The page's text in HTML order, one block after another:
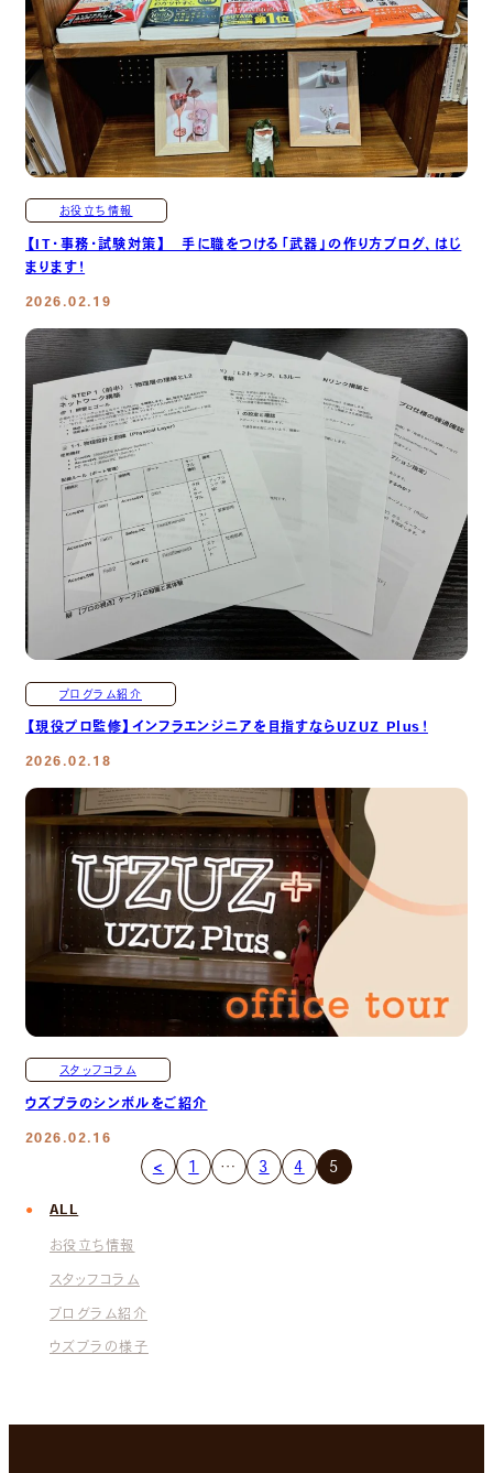
ALL
お役立ち情報
スタッフコラム
プログラム紹介
ウズプラの様子
お役立ち情報
【IT・事務・試験対策】 手に職をつける「武器」の作り方ブログ、はじ
まります！
2026.02.19
プログラム紹介
【現役プロ監修】インフラエンジニアを目指すならUZUZ Plus！
2026.02.18
スタッフコラム
ウズプラのシンボルをご紹介
2026.02.16
< 1 … 3 4 5